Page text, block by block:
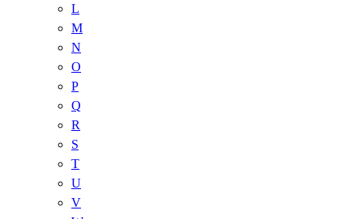
L
M
N
O
P
Q
R
S
T
U
V